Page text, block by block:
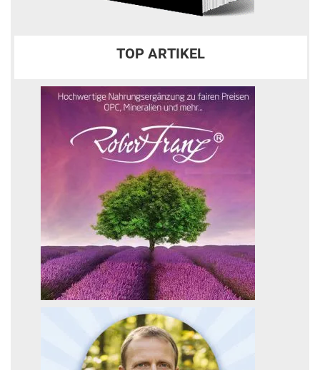
TOP ARTIKEL